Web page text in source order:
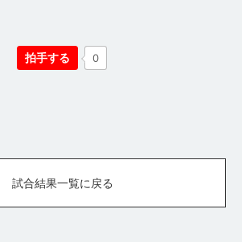
拍手する 0
試合結果一覧に戻る